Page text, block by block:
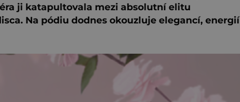
ji katapultovala mezi absolutní elitu
Na pódiu dodnes okouzluje elegancí, energií